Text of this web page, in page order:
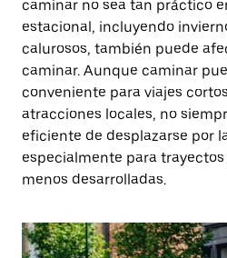
caminar no sea tan práctico
estacional, incluyendo
calurosos, también puede
caminar. Aunque caminar
conveniente para viajes
atracciones locales, no
eficiente de desplazarse por
especialmente para trayectos
menos desarrolladas.